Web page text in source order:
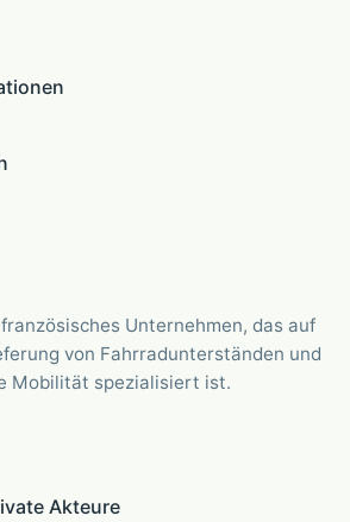
Unternehmen, das auf
von Fahrradunterständen und
Mobilität spezialisiert ist.
Akteure